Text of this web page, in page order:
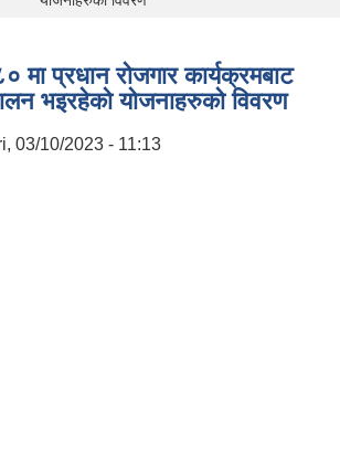
प्रधान रोजगार कार्यक्रमबाट
भइरहेको योजनाहरुको विवरण
03/10/2023 - 11:13